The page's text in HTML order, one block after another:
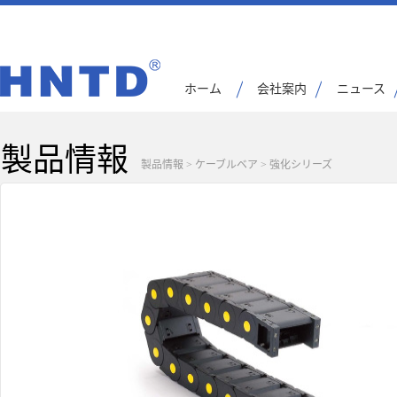
ホーム 会社案内 ニュース
製品情報 製品情報 > ケーブルベア > 強化シリーズ